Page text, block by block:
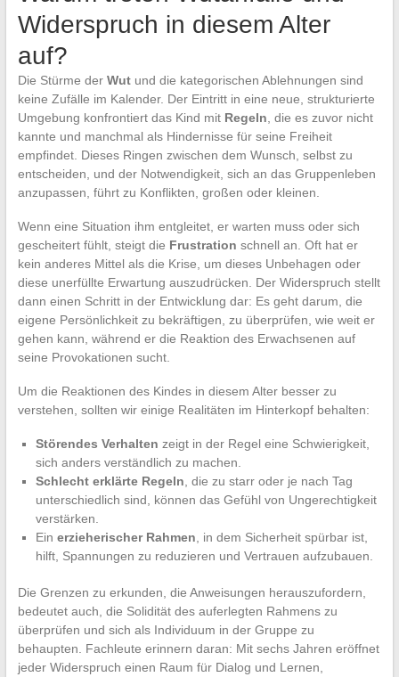
Widerspruch in diesem Alter
auf?
Die Stürme der Wutund die kategorischen Ablehnungen sind
keine Zufälle im Kalender. Der Eintritt in eine neue, strukturierte
Umgebung konfrontiert das Kind mit Regeln , die es zuvor nicht
kannte und manchmal als Hindernisse für seine Freiheit
empfindet. Dieses Ringen zwischen dem Wunsch, selbst zu
entscheiden, und der Notwendigkeit, sich an das Gruppenleben
anzupassen, führt zu Konflikten, großen oder kleinen.
Wenn eine Situation ihm entgleitet, er warten muss oder sich
gescheitert fühlt, steigt die Frustration schnell an. Oft hat er
kein anderes Mittel als die Krise, um dieses Unbehagen oder
diese unerfüllte Erwartung auszudrücken. Der Widerspruch stellt
dann einen Schritt in der Entwicklung dar: Es geht darum, die
eigene Persönlichkeit zu bekräftigen, zu überprüfen, wie weit er
gehen kann, während er die Reaktion des Erwachsenen auf
seine Provokationen sucht.
Um die Reaktionen des Kindes in diesem Alter besser zu
verstehen, sollten wir einige Realitäten im Hinterkopf behalten:
Störendes Verhalten zeigt in der Regel eine Schwierigkeit,
sich anders verständlich zu machen.
Schlecht erklärte Regeln , die zu starr oder je nach Tag
unterschiedlich sind, können das Gefühl von Ungerechtigkeit
verstärken.
Ein erzieherischer Rahmen , in dem Sicherheit spürbar ist,
hilft, Spannungen zu reduzieren und Vertrauen aufzubauen.
Die Grenzen zu erkunden, die Anweisungen herauszufordern,
bedeutet auch, die Solidität des auferlegten Rahmens zu
überprüfen und sich als Individuum in der Gruppe zu
behaupten. Fachleute erinnern daran: Mit sechs Jahren eröffnet
jeder Widerspruch einen Raum für Dialog und Lernen,